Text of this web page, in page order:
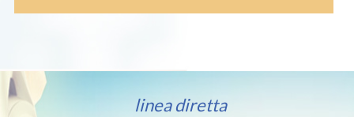
linea diretta